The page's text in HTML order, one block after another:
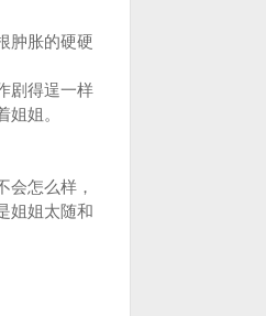
肿胀的硬硬
剧得逞一样
姐。
怎么样，
姐姐太随和